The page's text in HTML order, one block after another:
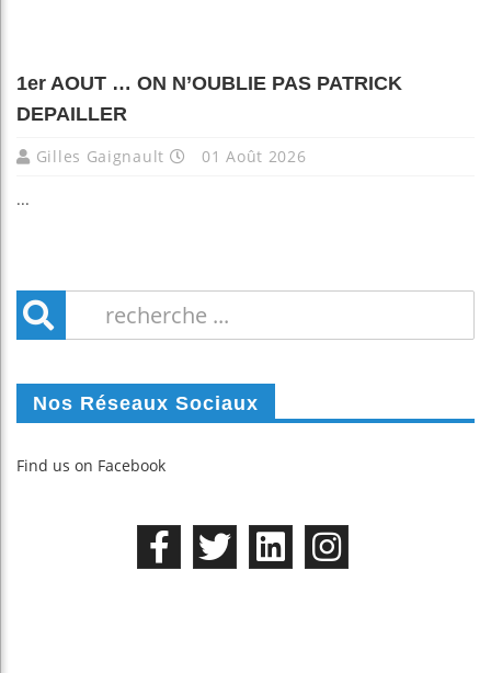
1er AOUT … ON N’OUBLIE PAS PATRICK
DEPAILLER
Gilles Gaignault 01 Août 2026
...
Nos Réseaux Sociaux
Find us on Facebook